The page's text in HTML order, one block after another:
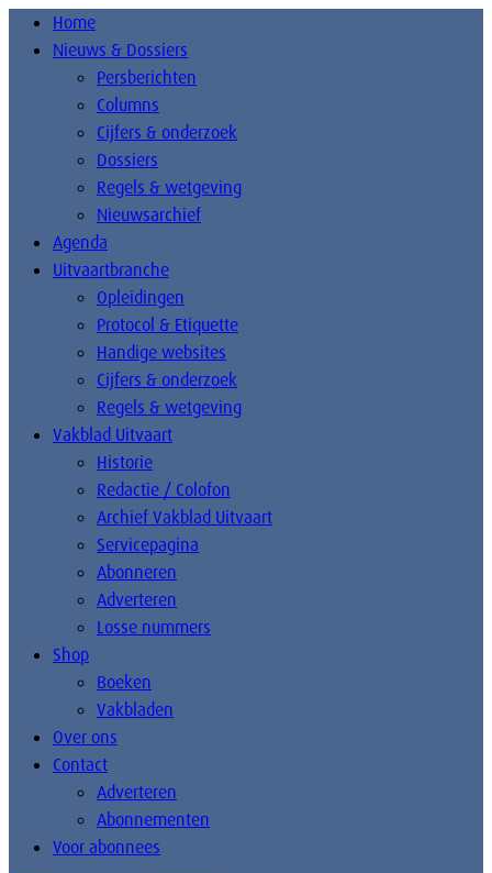
Home
Nieuws & Dossiers
Persberichten
Columns
Cijfers & onderzoek
Dossiers
Regels & wetgeving
Nieuwsarchief
Agenda
Uitvaartbranche
Opleidingen
Protocol & Etiquette
Handige websites
Cijfers & onderzoek
Regels & wetgeving
Vakblad Uitvaart
Historie
Redactie / Colofon
Archief Vakblad Uitvaart
Servicepagina
Abonneren
Adverteren
Losse nummers
Shop
Boeken
Vakbladen
Over ons
Contact
Adverteren
Abonnementen
Voor abonnees